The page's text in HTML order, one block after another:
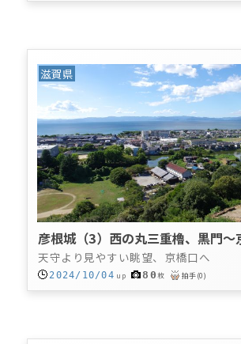
滋賀県
彦根城（3）西の丸三重櫓、黒門～
天守より見やすい眺望、京橋口へ
2024/10/04 up 80枚 拍手(0)